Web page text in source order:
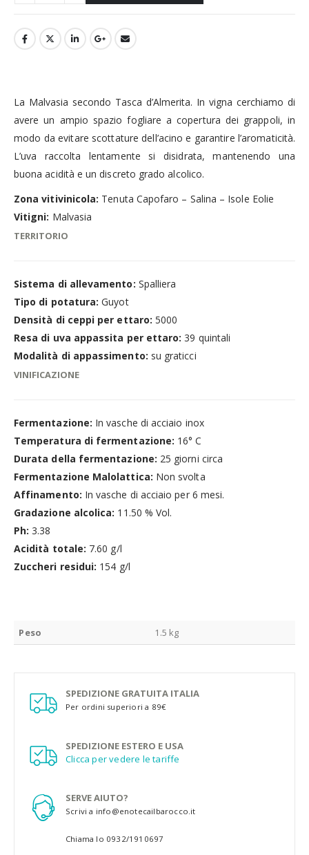
La Malvasia secondo Tasca d’Almerita. In vigna cerchiamo di
avere un ampio spazio fogliare a copertura dei grappoli, in
modo da evitare scottature dell’acino e garantire l’aromaticità.
L’uva raccolta lentamente si disidrata, mantenendo una
buona acidità e un discreto grado alcolico.
Zona vitivinicola: Tenuta Capofaro – Salina – Isole Eolie
Vitigni: Malvasia
TERRITORIO
Sistema di allevamento: Spalliera
Tipo di potatura: Guyot
Densità di ceppi per ettaro: 5000
Resa di uva appassita per ettaro: 39 quintali
Modalità di appassimento: su graticci
VINIFICAZIONE
Fermentazione: In vasche di acciaio inox
Temperatura di fermentazione: 16° C
Durata della fermentazione: 25 giorni circa
Fermentazione Malolattica: Non svolta
Affinamento: In vasche di acciaio per 6 mesi.
Gradazione alcolica: 11.50 % Vol.
Ph:3.38
Acidità totale: 7.60 g/l
Zuccheri residui: 154 g/l
Peso 1.5 kg
SPEDIZIONE GRATUITA ITALIA
Per ordini superiori a 89€
SPEDIZIONE ESTERO E USA
Clicca per vedere le tariffe
SERVE AIUTO?
Scrivi a info@enotecailbarocco.it
Chiama lo 0932/1910697